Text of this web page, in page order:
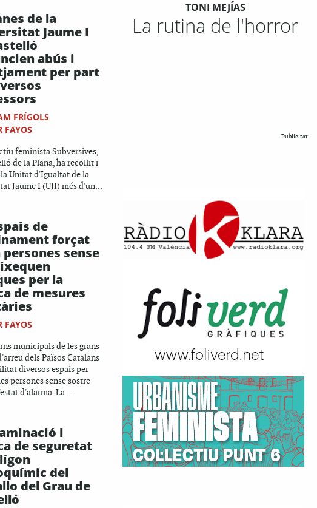
de la
Jaume I
abús i
per part
FRÍGOLS
FAYOS
feminista Subversives,
de la Plana, ha recollit i
Unitat d'Igualtat de la
Jaume I (UJI) més d'un...
de
forçat
persones sense
per la
de mesures
FAYOS
municipals de les grans
dels Països Catalans
diversos espais per
persones sense sostre
d'alarma. La...
i
de seguretat
del
del Grau de
TONI MEJÍAS
La rutina de l'horror
Publicitat